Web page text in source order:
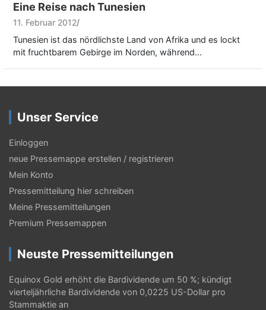
Eine Reise nach Tunesien
11. Februar 2012
Tunesien ist das nördlichste Land von Afrika und es lockt
mit fruchtbarem Gebirge im Norden, während…
Unser Service
Einloggen
neue Pressemappe erstellen / registrieren
Mein Konto
Pressemitteilung hier schreiben
Meine Pressemitteilungen
Premium Pressemappen
Neuste Pressemitteilungen
Equinox Gold erhöht die Bardividende um 50 %; kündigt
vierteljährliche Bardividende von 0,0225 US-Dollar pro
Stammaktie an